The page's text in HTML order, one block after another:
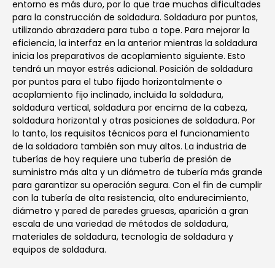
entorno es más duro, por lo que trae muchas dificultades
para la construcción de soldadura. Soldadura por puntos,
utilizando abrazadera para tubo a tope. Para mejorar la
eficiencia, la interfaz en la anterior mientras la soldadura
inicia los preparativos de acoplamiento siguiente. Esto
tendrá un mayor estrés adicional. Posición de soldadura
por puntos para el tubo fijado horizontalmente o
acoplamiento fijo inclinado, incluida la soldadura,
soldadura vertical, soldadura por encima de la cabeza,
soldadura horizontal y otras posiciones de soldadura. Por
lo tanto, los requisitos técnicos para el funcionamiento
de la soldadora también son muy altos. La industria de
tuberías de hoy requiere una tubería de presión de
suministro más alta y un diámetro de tubería más grande
para garantizar su operación segura. Con el fin de cumplir
con la tubería de alta resistencia, alto endurecimiento,
diámetro y pared de paredes gruesas, aparición a gran
escala de una variedad de métodos de soldadura,
materiales de soldadura, tecnología de soldadura y
equipos de soldadura.